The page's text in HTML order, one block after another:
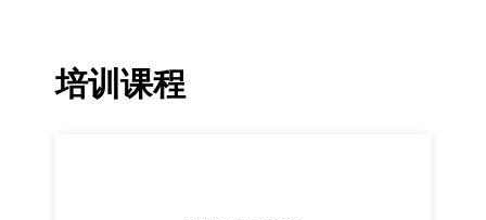
培训课程